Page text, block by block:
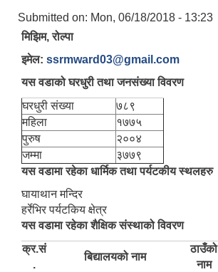
Submitted on: Mon, 06/18/2018 - 13:23
मिझिम, रोल्पा
इमेल: ssrmward03@gmail.com
यस वडाको घरधुरी तथा जनसंख्या विवरण
घरधुरी संख्या
७८९
महिला
१७७५
पुरुष
२००४
जम्मा
३७७९
यस वडामा रहेका धार्मिक तथा पर्यटकीय स्थलहरु
घायाथान मन्दिर
हर्रेभिर पर्यटकिय क्षेत्र
यस वडामा रहेका शैक्षिक संस्थाको विवरण
क्र.सं
.
बिद्यालयको नाम
ठाउँको
नाम